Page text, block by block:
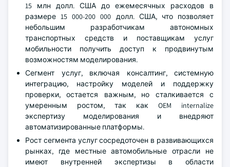
15 млн долл. США до ежемесячных расходов в
размере 15 000-200 000 долл. США, что позволяет
небольшим разработчикам автономных
транспортных средств и поставщикам услуг
мобильности получить доступ к продвинутым
возможностям моделирования.
Сегмент услуг, включая консалтинг, системную
интеграцию, настройку моделей и поддержку
проверки, остается важным, но сталкивается с
умеренным ростом, так как OEM internalize
экспертизу моделирования и внедряют
автоматизированные платформы.
Рост сегмента услуг сосредоточен в развивающихся
рынках, где местные автомобильные отрасли не
имеют внутренней экспертизы в области